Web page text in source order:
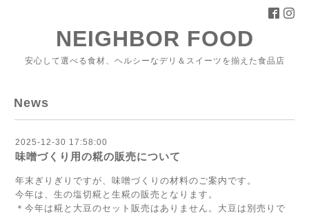
NEIGHBOR FOOD
安心して選べる食材、ヘルシーなデリ＆スイーツを揃えた食品店
News
2025-12-30 17:58:00
味噌づくり用の糀の販売について
年末ぎりぎりですが、味噌づくりの材料のご案内です。
今年は、生の塩切糀と生糀の販売となります。
＊今年は糀と大豆のセット販売はありません。大豆は別売りで